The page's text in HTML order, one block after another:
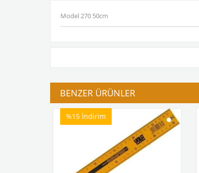
Model 270 50cm
BENZER ÜRÜNLER
%15 İndirim